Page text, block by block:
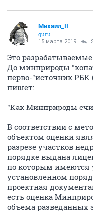
Михаил_II
guru
15 марта 2019
Это разрабатываемые
До минприроды
перво-"источник РБК
пишет:
"Как Минприроды
В соответствии с
объектом оценки
разрезе участков
порядке выдана
по которым имеются
установленном
проектная
есть оценка
объема разведанных